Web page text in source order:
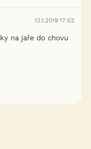
12.1.2019 17:52
na jaře do chovu